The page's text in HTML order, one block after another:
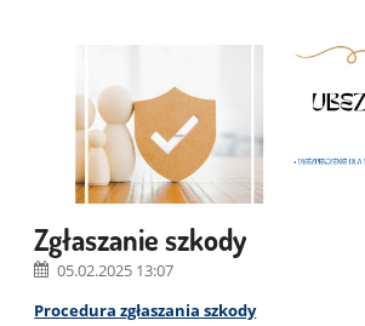
Zgłaszanie szkody
05.02.2025 13:07
Procedura zgłaszania szkody